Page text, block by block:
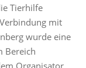
Tierhilfe
mit
wurde eine
Bereich